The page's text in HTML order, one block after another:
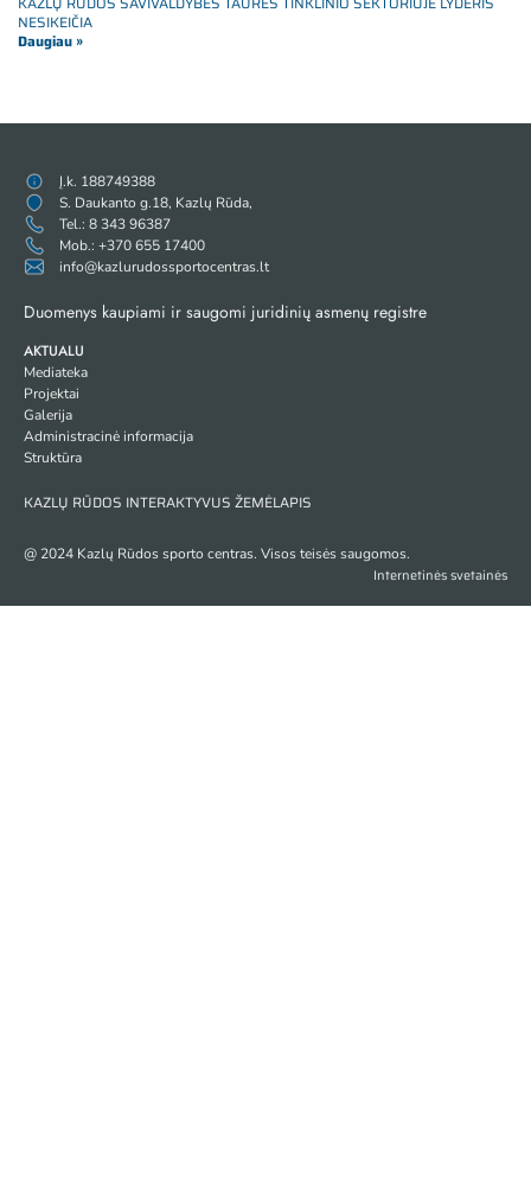
NESIKEIČIA
Daugiau »
Į.k. 188749388
S. Daukanto g.18, Kazlų Rūda,
Tel.: 8 343 96387
Mob.: +370 655 17400
info@kazlurudossportocentras.lt
Duomenys kaupiami ir saugomi juridinių asmenų registre
AKTUALU
Mediateka
Projektai
Galerija
Administracinė informacija
Struktūra
KAZLŲ RŪDOS INTERAKTYVUS ŽEMĖLAPIS
@ 2024 Kazlų Rūdos sporto centras. Visos teisės saugomos.
Internetinės svetainės